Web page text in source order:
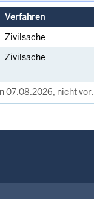
Verfahren
Zivilsache
Zivilsache
07.08.2026, nicht vor.